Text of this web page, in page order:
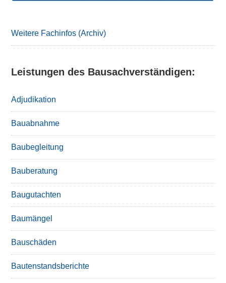
Weitere Fachinfos (Archiv)
Leistungen des Bausachverständigen:
Adjudikation
Bauabnahme
Baubegleitung
Bauberatung
Baugutachten
Baumängel
Bauschäden
Bautenstandsberichte